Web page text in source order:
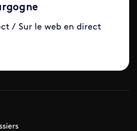
/ Sur le web en direct